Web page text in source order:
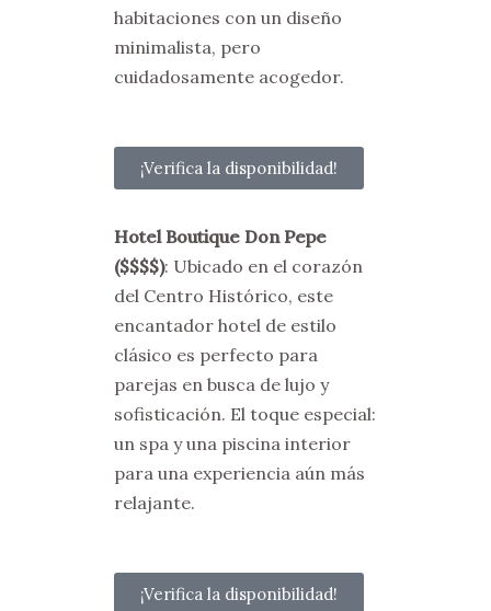
habitaciones con un diseño
minimalista, pero
cuidadosamente acogedor.
¡Verifica la disponibilidad!
Hotel Boutique Don Pepe
($$$$): Ubicado en el corazón
del Centro Histórico, este
encantador hotel de estilo
clásico es perfecto para
parejas en busca de lujo y
sofisticación. El toque especial:
un spa y una piscina interior
para una experiencia aún más
relajante.
¡Verifica la disponibilidad!